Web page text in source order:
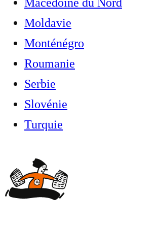
Moldavie
Monténégro
Roumanie
Serbie
Slovénie
Turquie